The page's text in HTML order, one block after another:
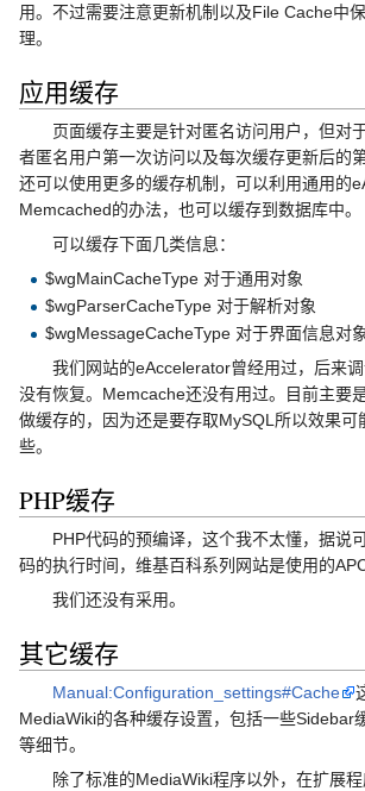
用。不过需要注意更新机制以及File Cache中
理。
应用缓存
页面缓存主要是针对匿名访问用户，但对
者匿名用户第一次访问以及每次缓存更新后的
还可以使用更多的缓存机制，可以利用通用的
Memcached的办法，也可以缓存到数据库中。
可以缓存下面几类信息：
$wgMainCacheType 对于通用对象
$wgParserCacheType 对于解析对象
$wgMessageCacheType 对于界面信息对
我们网站的eAccelerator曾经用过，后来调
没有恢复。Memcache还没有用过。目前主要
做缓存的，因为还是要存取MySQL所以效果可
些。
PHP缓存
PHP代码的预编译，这个我不太懂，据说
码的执行时间，维基百科系列网站是使用的APC
我们还没有采用。
其它缓存
Manual:Configuration_settings#Cache
MediaWiki的各种缓存设置，包括一些Sidebar
等细节。
除了标准的MediaWiki程序以外，在扩展程